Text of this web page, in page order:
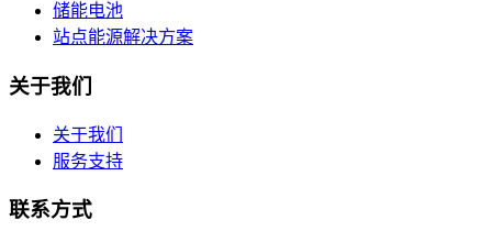
储能电池
站点能源解决方案
关于我们
关于我们
服务支持
联系方式